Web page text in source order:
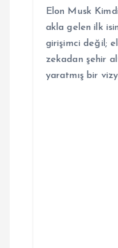
Elon Musk
akla gelen ilk
girişimci değil;
zekadan şehir
yaratmış bir